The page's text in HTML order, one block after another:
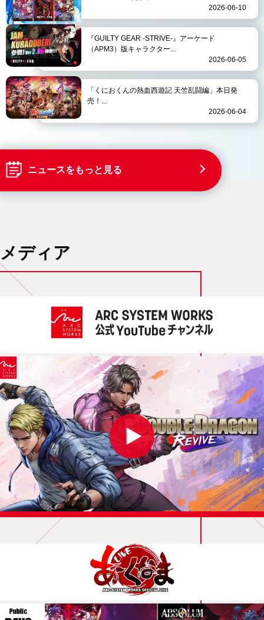
2026-06-10
『GUILTY GEAR -STRIVE-』アーケード
（APM3）版キャラクター...
2026-06-05
「くにおくんの熱血西遊記 天竺乱闘編」本日発
売！...
2026-06-04
ニュースをもっと見る
メディア